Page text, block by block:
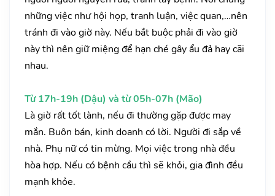
những việc như hội họp, tranh luận, việc quan,…nên
tránh đi vào giờ này. Nếu bắt buộc phải đi vào giờ
này thì nên giữ miệng để hạn ché gây ẩu đả hay cãi
nhau.
Từ 17h-19h (Dậu) và từ 05h-07h (Mão)
Là giờ rất tốt lành, nếu đi thường gặp được may
mắn. Buôn bán, kinh doanh có lời. Người đi sắp về
nhà. Phụ nữ có tin mừng. Mọi việc trong nhà đều
hòa hợp. Nếu có bệnh cầu thì sẽ khỏi, gia đình đều
mạnh khỏe.